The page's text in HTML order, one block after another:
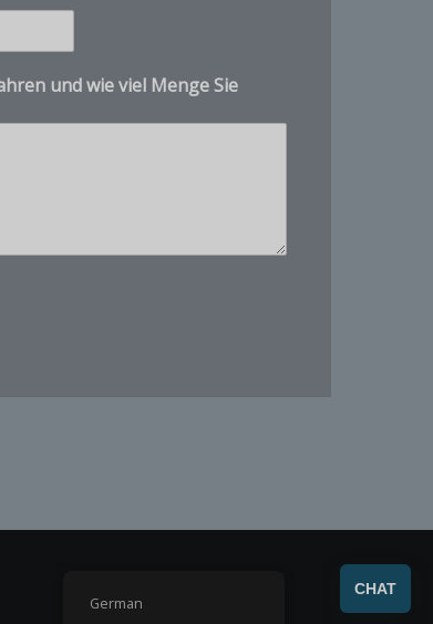
und wie viel Menge Sie
German
quantity, and destination you need.
CHAT